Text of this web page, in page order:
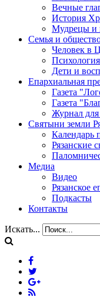
Вечные
История
Мудрецы и
Семья и
Человек в
Дети и
Епархиальная
Газета
Газета
Журнал
Святыни земли
Календарь
Рязанские
Медиа
Видео
Рязанское
Подкасты
Контакты
Искать...